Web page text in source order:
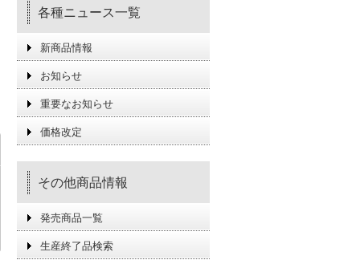
各種ニュース一覧
新商品情報
お知らせ
重要なお知らせ
価格改定
その他商品情報
発売商品一覧
生産終了品検索